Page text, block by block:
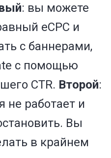
: вы можете
eCPC и
с баннерами,
с помощью
CTR. Второй:
не работает и
Вы
в крайнем